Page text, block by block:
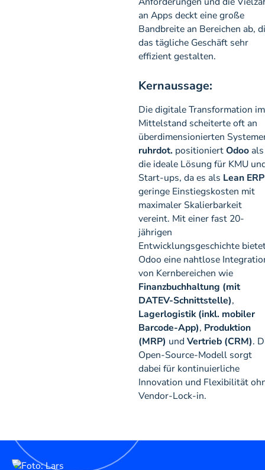
an Apps deckt eine große
Bandbreite an Bereichen ab,
das tägliche Geschäft sehr
effizient gestalten.
Kernaussage:
Die digitale Transformation im
Mittelstand scheiterte oft an
überdimensionierten
ruhrdot. positioniertOdooals
die ideale Lösung für KMU
Start-ups, da es als Lean ERP
geringe Einstiegskosten mit
maximaler Skalierbarkeit
vereint. Mit einer fast 20-
jährigen
Entwicklungsgeschichte
Odoo eine nahtlose
von Kernbereichen wie
Finanzbuchhaltung (mit
DATEV-Schnittstelle),
Lagerlogistik (inkl. mobiler
Barcode-App), Produktion
(MRP) und Vertrieb (CRM).
Open-Source-Modell sorgt
dabei für kontinuierliche
Innovation und Flexibilität
Vendor-Lock-in.